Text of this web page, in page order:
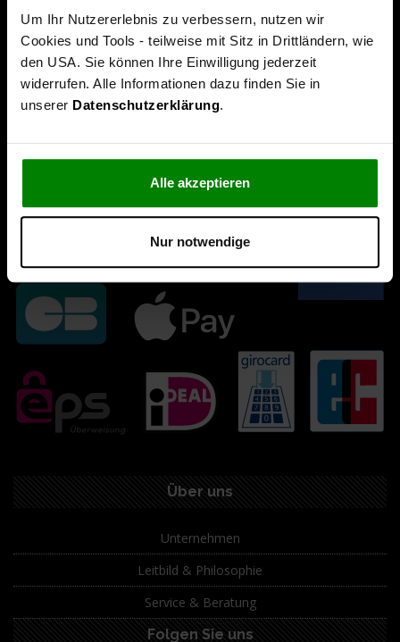
Um Ihr Nutzererlebnis zu verbessern, nutzen wir
Cookies und Tools - teilweise mit Sitz in Drittländern, wie
den USA. Sie können Ihre Einwilligung jederzeit
widerrufen. Alle Informationen dazu finden Sie in
unserer Datenschutzerklärung.
Alle akzeptieren
Nur notwendige
Über uns
Unternehmen
Leitbild & Philosophie
Service & Beratung
Folgen Sie uns